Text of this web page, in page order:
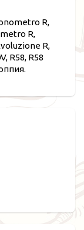
R,
R,
R,
R58, R58